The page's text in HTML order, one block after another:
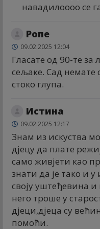
навадилоооо се
Ропе
09.02.2025 12:04
Гласате од 90-те
сељаке. Сад немате
стоко глупа.
Истина
09.02.2025 12:17
Знам из искуства
дјецу да плате
само живјети као
знати да је тако и
своју уштеђевина и
него троше у
дјеци,дјеца су
помоћи.